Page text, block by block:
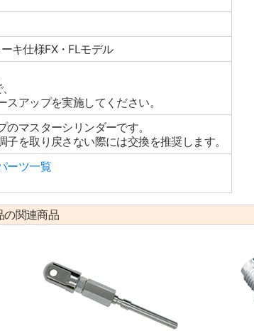
キ仕様FX・FLモデル
アップを実施してください。
マスターシリンダーです。
を取り戻さない際には交換を推奨します。
ーツ一覧
の関連商品